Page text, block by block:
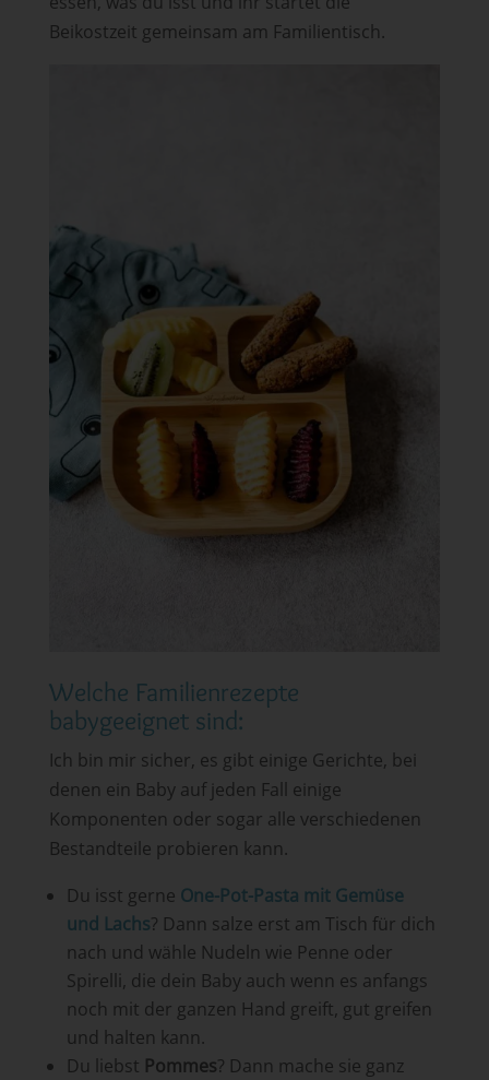
Beikostzeit gemeinsam am Familientisch.
Welche Familienrezepte
babygeeignet sind:
Ich bin mir sicher, es gibt einige Gerichte, bei
denen ein Baby auf jeden Fall einige
Komponenten oder sogar alle verschiedenen
Bestandteile probieren kann.
Du isst gerne One-Pot-Pasta mit Gemüse
und Lachs? Dann salze erst am Tisch für dich
nach und wähle Nudeln wie Penne oder
Spirelli, die dein Baby auch wenn es anfangs
noch mit der ganzen Hand greift, gut greifen
und halten kann.
Du liebst Pommes? Dann mache sie ganz